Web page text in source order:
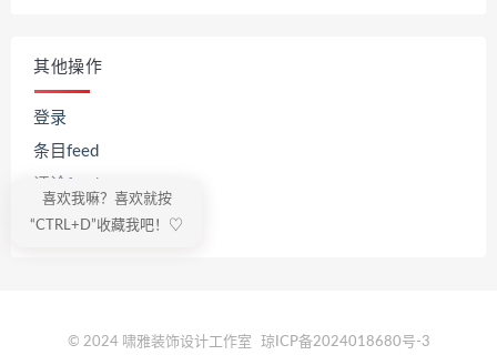
其他操作
登录
条目feed
WordPress.org
© 2024 啸雅装饰设计工作室 琼ICP备2024018680号-3
喜欢我嘛？喜欢就按
“CTRL+D”收藏我吧！♡